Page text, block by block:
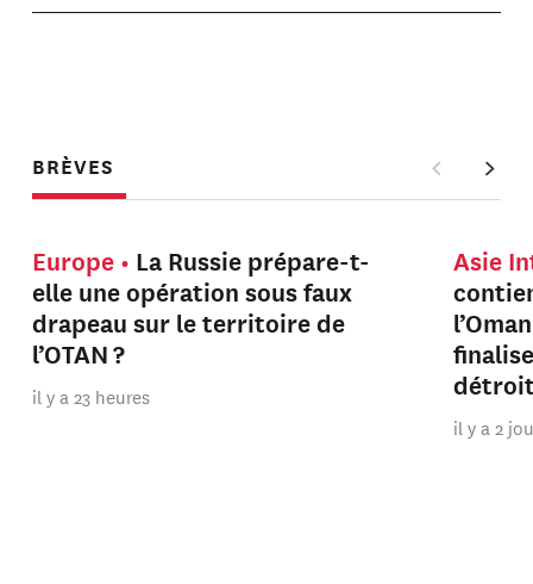
BRÈVES
Europe
La Russie prépare-t-
elle une opération sous faux
drapeau sur le territoire de
l’OTAN ?
il y a 23 heures
Asie
il y a 2